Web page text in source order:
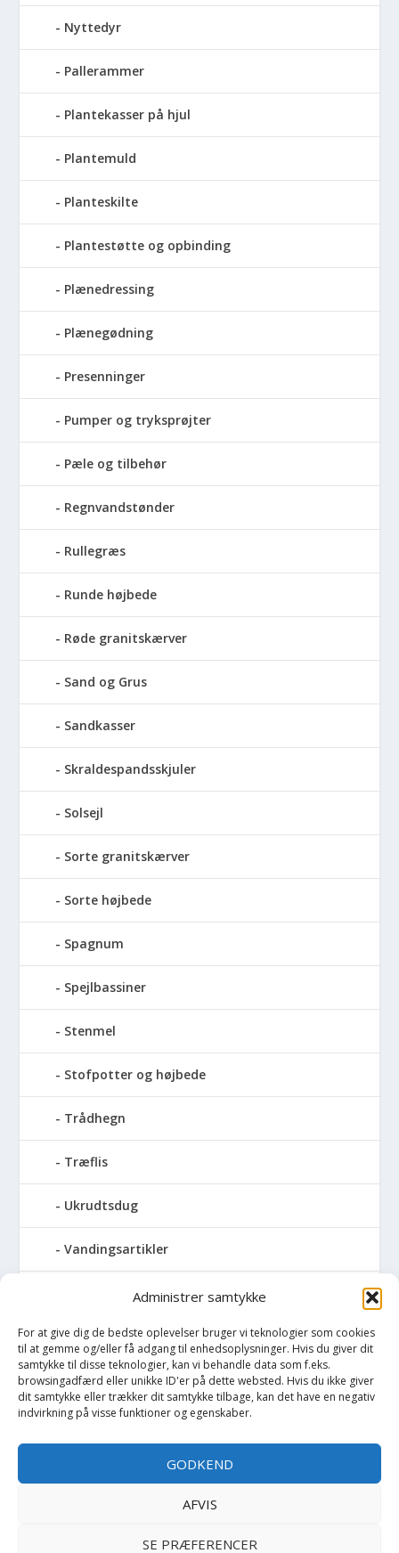
Administrer samtykke
For at give dig de bedste oplevelser bruger vi teknologier som cookies
til at gemme og/eller få adgang til enhedsoplysninger. Hvis du giver dit
samtykke til disse teknologier, kan vi behandle data som f.eks.
browsingadfærd eller unikke ID'er på dette websted. Hvis du ikke giver
dit samtykke eller trækker dit samtykke tilbage, kan det have en negativ
indvirkning på visse funktioner og egenskaber.
GODKEND
AFVIS
SE PRÆFERENCER
Nyttedyr
Pallerammer
Plantekasser på hjul
Plantemuld
Planteskilte
Plantestøtte og opbinding
Plænedressing
Plænegødning
Presenninger
Pumper og tryksprøjter
Pæle og tilbehør
Regnvandstønder
Rullegræs
Runde højbede
Røde granitskærver
Sand og Grus
Sandkasser
Skraldespandsskjuler
Solsejl
Sorte granitskærver
Sorte højbede
Spagnum
Spejlbassiner
Stenmel
Stofpotter og højbede
Trådhegn
Træflis
Ukrudtsdug
Vandingsartikler
Vandslanger
Vildthegn
vækstdug
Maling